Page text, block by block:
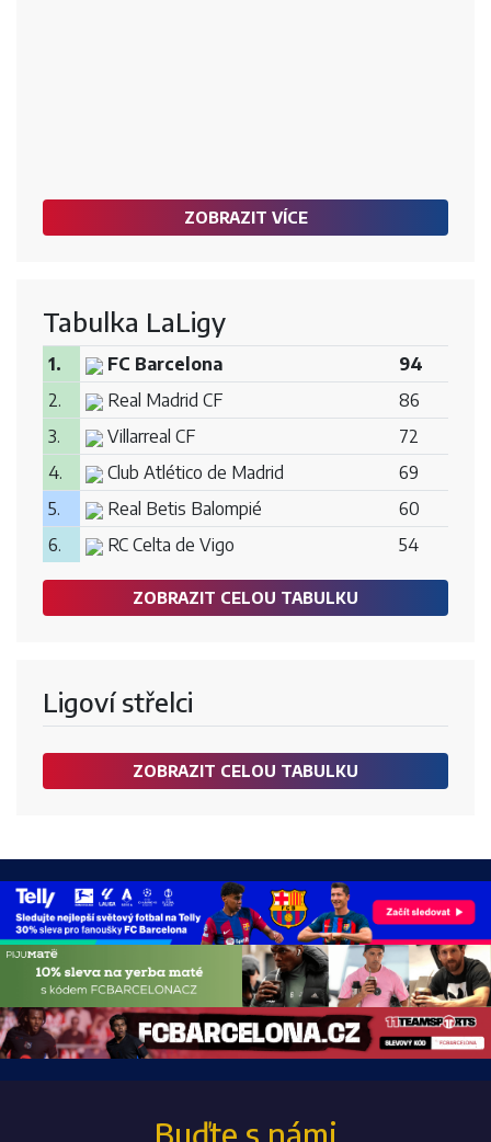
ZOBRAZIT VÍCE
Tabulka LaLigy
1. FC Barcelona
94
2.
Real Madrid CF
86
3.
Villarreal CF
72
4.
Club Atlético de Madrid
69
5.
Real Betis Balompié
60
6.
RC Celta de Vigo 54
ZOBRAZIT CELOU TABULKU
Ligoví střelci
ZOBRAZIT CELOU TABULKU
Buďte s námi